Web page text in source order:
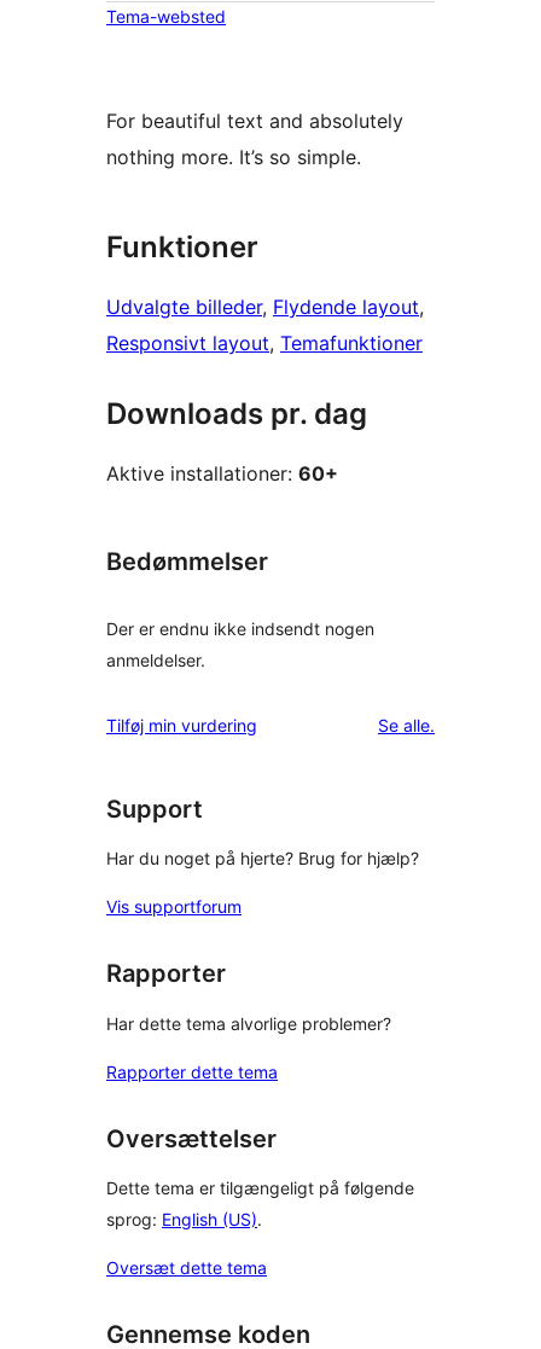
Tema-websted
For beautiful text and absolutely
nothing more. It’s so simple.
Funktioner
Udvalgte billeder, Flydende layout
Responsivt layout, Temafunktioner
Downloads pr. dag
Aktive installationer: 60+
Bedømmelser
Der er endnu ikke indsendt nogen
anmeldelser.
Tilføj min vurdering Se alleanmeldelser
.
Support
Har du noget på hjerte? Brug for hjælp?
Vis supportforum
Rapporter
Har dette tema alvorlige problemer?
Rapporter dette tema
Oversættelser
Dette tema er tilgængeligt på følgende
sprog: English (US).
Oversæt dette tema
Gennemse koden